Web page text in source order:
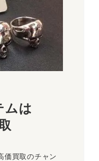
ーゴメス
ント
クハットを被ったスカ
とし込んだお品物です。
を強化しております。
ドカフリンク
ムは
価買取のチャン